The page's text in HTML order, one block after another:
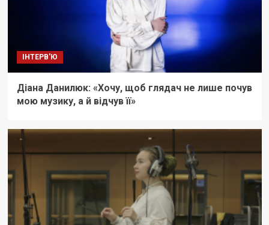
ІНТЕРВ'Ю
Діана Данилюк: «Хочу, щоб глядач не лише почув
мою музику, а й відчув її»